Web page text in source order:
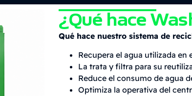
¿Qué hace
Qué hace nuestro sistema de
Recupera el agua utilizada en
La trata y filtra para su
Reduce el consumo de agua
Optimiza la operativa del